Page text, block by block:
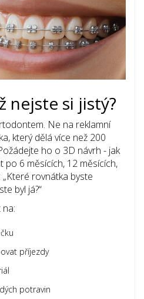
nejste si jistý?
Ne na reklamní
který dělá více než 200
ho o 3D návrh - jak
po 6 měsících, 12 měsících,
rovnátka byste
byl já?“
příjezdy
potravin